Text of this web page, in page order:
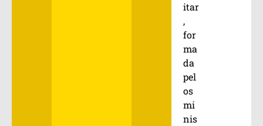
itar
,
for
ma
da
pel
os
mi
nis